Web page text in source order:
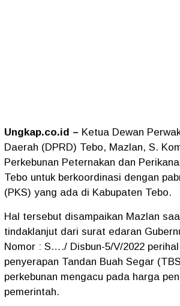
Ungkap.co.id – Ketua Dewan
Daerah (DPRD) Tebo, Mazlan, S.
Perkebunan Peternakan dan
Tebo untuk berkoordinasi dengan
(PKS) yang ada di Kabupaten Tebo.
Hal tersebut disampaikan Mazlan
tindaklanjut dari surat edaran
Nomor : S…./ Disbun-5/V/2022
penyerapan Tandan Buah Segar
perkebunan mengacu pada harga
pemerintah.